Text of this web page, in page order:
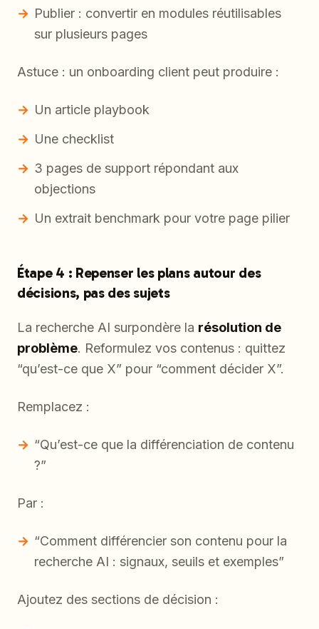
Publier : convertir en modules réutilisables
sur plusieurs pages
Astuce : un onboarding client peut produire :
Un article playbook
Une checklist
3 pages de support répondant aux
objections
Un extrait benchmark pour votre page pilier
Étape 4 : Repenser les plans autour des
décisions, pas des sujets
La recherche AI surpondère la résolution de
problème. Reformulez vos contenus : quittez
“qu’est-ce que X” pour “comment décider X”.
Remplacez :
“Qu’est-ce que la différenciation de contenu
?”
Par :
“Comment différencier son contenu pour la
recherche AI : signaux, seuils et exemples”
Ajoutez des sections de décision :